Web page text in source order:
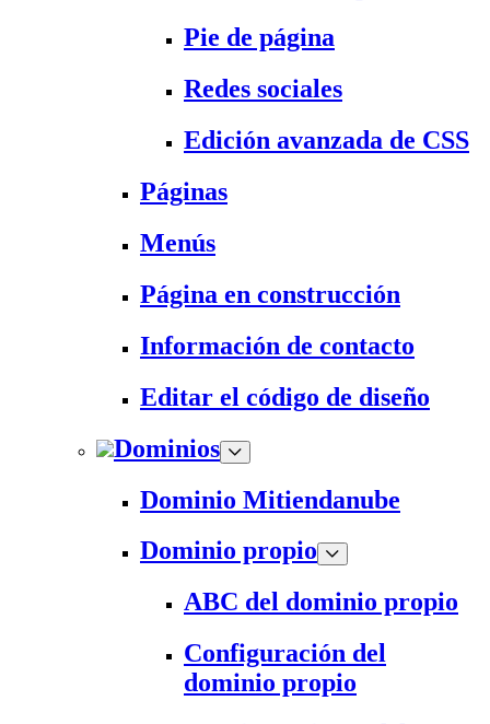
Pie de página
Redes sociales
Edición avanzada de CSS
Páginas
Menús
Página en construcción
Información de contacto
Editar el código de diseño
Dominios
Dominio Mitiendanube
Dominio propio
ABC del dominio propio
Configuración del
dominio propio